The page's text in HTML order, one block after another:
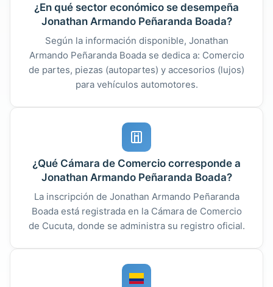
¿En qué sector económico se desempeña
Jonathan Armando Peñaranda Boada?
Según la información disponible, Jonathan
Armando Peñaranda Boada se dedica a: Comercio
de partes, piezas (autopartes) y accesorios (lujos)
para vehículos automotores.
¿Qué Cámara de Comercio corresponde a
Jonathan Armando Peñaranda Boada?
La inscripción de Jonathan Armando Peñaranda
Boada está registrada en la Cámara de Comercio
de Cucuta, donde se administra su registro oficial.